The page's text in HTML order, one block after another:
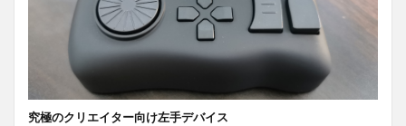
究極のクリエイター向け左手デバイス